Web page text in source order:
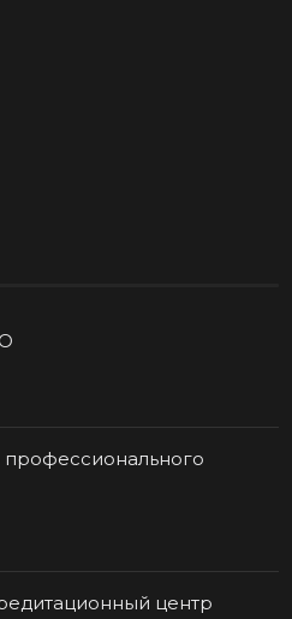
профессионального
центр